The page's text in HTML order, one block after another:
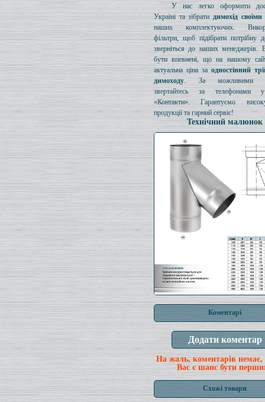
У нас легко оформити
Україні та зібратидимохід
наших комплектуючих.
фільтри, щоб підібрати потрібну
зверніться до наших менеджерів.
бути впевнені, що на нашому
актуальна ціна заодностінний
димоходу. За можливими
звертайтесь за телефонами
«Контакти». Гарантуємо
продукції та гарний сервіс!
Технічний малюнок
Коментарі
На жаль, коментарів немає,
Вас є шанс бути
Схожі товари